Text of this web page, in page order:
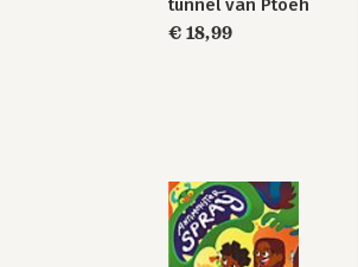
tunnel van Ptoeh
€ 18,99